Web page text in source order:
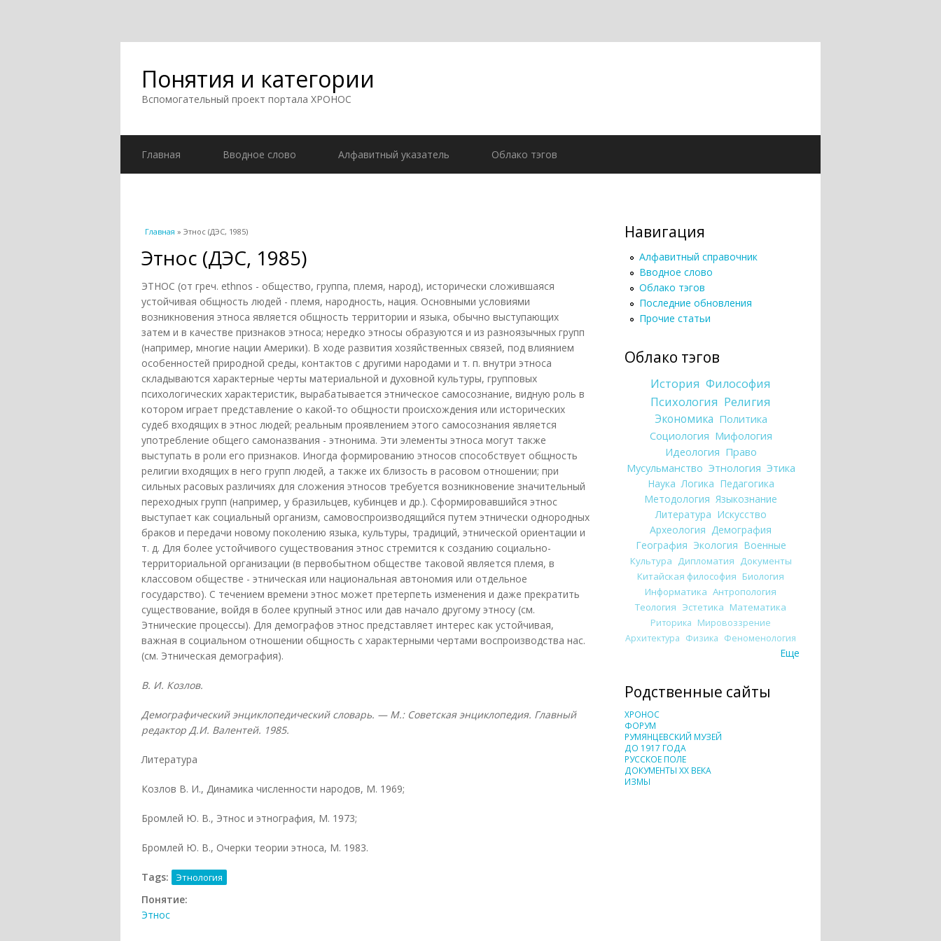
Понятия и категории
Вспомогательный проект портала ХРОНОС
Главная Вводное слово Алфавитный указатель Облако тэгов
Вы здесь
Главная » Этнос (ДЭС, 1985)
Этнос (ДЭС, 1985)
ЭТНОС (от греч. ethnos - общество, группа, племя, народ), исторически сложившаяся
устойчивая общность людей - племя, народность, нация. Основными условиями
возникновения этноса является общность территории и языка, обычно выступающих
затем и в качестве признаков этноса; нередко этносы образуются и из разноязычных групп
(например, многие нации Америки). В ходе развития хозяйственных связей, под влиянием
особенностей природной среды, контактов с другими народами и т. п. внутри этноса
складываются характерные черты материальной и духовной культуры, групповых
психологических характеристик, вырабатывается этническое самосознание, видную роль в
котором играет представление о какой-то общности происхождения или исторических
судеб входящих в этнос людей; реальным проявлением этого самосознания является
употребление общего самоназвания - этнонима. Эти элементы этноса могут также
выступать в роли его признаков. Иногда формированию этносов способствует общность
религии входящих в него групп людей, а также их близость в расовом отношении; при
сильных расовых различиях для сложения этносов требуется возникновение значительный
переходных групп (например, у бразильцев, кубинцев и др.). Сформировавшийся этнос
выступает как социальный организм, самовоспроизводящийся путем этнически однородных
браков и передачи новому поколению языка, культуры, традиций, этнической ориентации и
т. д. Для более устойчивого существования этнос стремится к созданию социально-
территориальной организации (в первобытном обществе таковой является племя, в
классовом обществе - этническая или национальная автономия или отдельное
государство). С течением времени этнос может претерпеть изменения и даже прекратить
существование, войдя в более крупный этнос или дав начало другому этносу (см.
Этнические процессы). Для демографов этнос представляет интерес как устойчивая,
важная в социальном отношении общность с характерными чертами воспроизводства нас.
(см. Этническая демография).
В. И. Козлов.
Демографический энциклопедический словарь. — М.: Советская энциклопедия. Главный
редактор Д.И. Валентей. 1985.
Литература
Козлов В. И., Динамика численности народов, М. 1969;
Бромлей Ю. В., Этнос и этнография, М. 1973;
Бромлей Ю. В., Очерки теории этноса, М. 1983.
Tags: Этнология
Понятие:
Этнос
Навигация
Алфавитный справочник
Вводное слово
Облако тэгов
Последние обновления
Прочие статьи
Облако тэгов
История Философия
Психология Религия
Экономика Политика
Социология Мифология
Идеология Право
Мусульманство Этнология Этика
Наука Логика Педагогика
Методология Языкознание
Литература Искусство
Археология Демография
География Экология Военные
Культура Дипломатия Документы
Китайская философия Биология
Информатика Антропология
Теология Эстетика Математика
Риторика Мировоззрение
Архитектура Физика Феноменология
Еще
Родственные сайты
ХРОНОС
ФОРУМ
РУМЯНЦЕВСКИЙ МУЗЕЙ
ДО 1917 ГОДА
РУССКОЕ ПОЛЕ
ДОКУМЕНТЫ XX ВЕКА
ИЗМЫ